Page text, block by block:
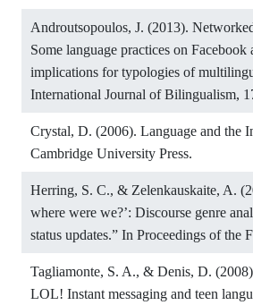
Androutsopoulos, J. (2013).
Some language practices on Facebook
implications for typologies of
International Journal of Bilingualism,
Crystal, D. (2006). Language and the
Cambridge University Press.
Herring, S. C., & Zelenkauskaite, A.
where were we?’: Discourse genre
status updates.” In Proceedings of the
Tagliamonte, S. A., & Denis, D.
LOL! Instant messaging and teen